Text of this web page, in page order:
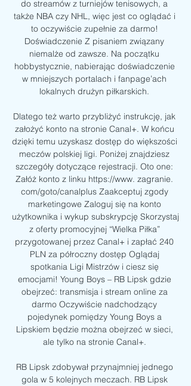
do streamów z turniejów tenisowych, a
także NBA czy NHL, więc jest co oglądać i
to oczywiście zupełnie za darmo!
Doświadczenie Z pisaniem związany
niemalże od zawsze. Na początku
hobbystycznie, nabierając doświadczenie
w mniejszych portalach i fanpage’ach
lokalnych drużyn piłkarskich.
Dlatego też warto przybliżyć instrukcję, jak
założyć konto na stronie Canal+. W końcu
dzięki temu uzyskasz dostęp do większości
meczów polskiej ligi. Poniżej znajdziesz
szczegóły dotyczące rejestracji. Oto one:
Załóż konto z linku https://www. zagranie.
com/goto/canalplus Zaakceptuj zgody
marketingowe Zaloguj się na konto
użytkownika i wykup subskrypcję Skorzystaj
z oferty promocyjnej “Wielka Piłka”
przygotowanej przez Canal+ i zapłać 240
PLN za półroczny dostęp Oglądaj
spotkania Ligi Mistrzów i ciesz się
emocjami! Young Boys – RB Lipsk gdzie
obejrzeć: transmisja i stream online za
darmo Oczywiście nadchodzący
pojedynek pomiędzy Young Boys a
Lipskiem będzie można obejrzeć w sieci,
ale tylko na stronie Canal+.
RB Lipsk zdobywał przynajmniej jednego
gola w 5 kolejnych meczach. RB Lipsk